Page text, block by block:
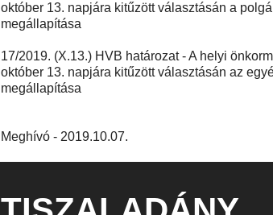
október 13. napjára kitűzött választásán a
megállapítása
17/2019. (X.13.) HVB határozat - A helyi
október 13. napjára kitűzött választásán az
megállapítása
Meghívó - 2019.10.07.